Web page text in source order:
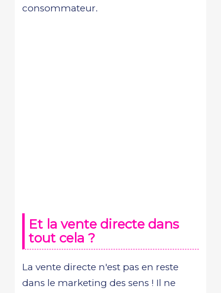
consommateur.
Et la vente directe dans
tout cela ?
La vente directe n'est pas en reste
dans le marketing des sens ! Il ne